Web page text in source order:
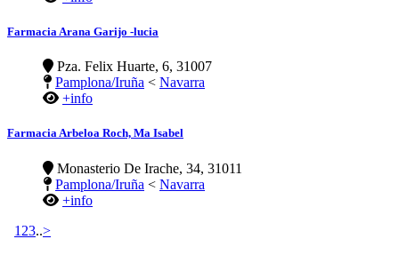
Farmacia Arana Garijo -lucia
Pza. Felix Huarte, 6, 31007
Pamplona/Iruña < Navarra
+info
Farmacia Arbeloa Roch, Ma Isabel
Monasterio De Irache, 34, 31011
Pamplona/Iruña < Navarra
+info
1 23..>